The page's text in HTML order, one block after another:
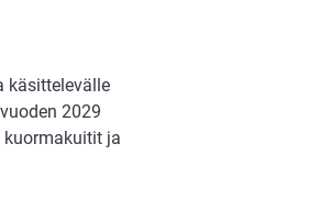
käsittelevälle
2029
kuormakuitit ja